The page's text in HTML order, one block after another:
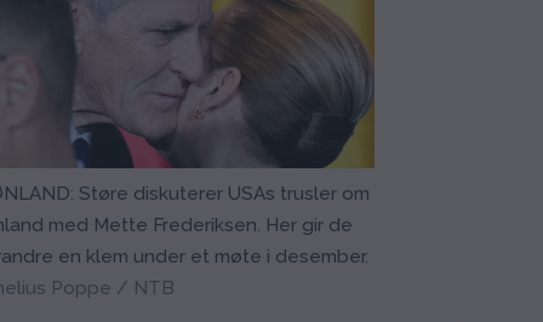
Støre diskuterer USAs trusler om
med Mette Frederiksen. Her gir de
en klem under et møte i desember.
Poppe / NTB